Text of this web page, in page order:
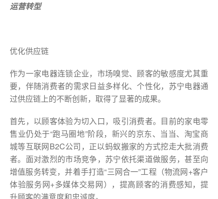
运营转型
优化供应链
作为一家电器连锁企业，市场嗅觉、顾客的敏感度尤其重
要，伴随消费者的需求日益多样化、个性化，苏宁电器通
过供应链上的不断创新，取得了显著的成果。
首先，以顾客体验为切入口，吸引消费者。目前的家电零
售业仍处于“跑马圈地”阶段，新兴的京东、当当、淘宝商
城等互联网B2C公司，正以蚂蚁搬家的方式挖走大批消费
者。面对激烈的市场竞争，苏宁依托渠道做服务，甚至向
增值服务转变，并着手打造“三网合一”工程（物流网+客户
体验服务网+多媒体交易网），提高顾客的消费感知，提